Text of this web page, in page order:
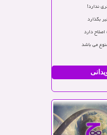
بگذارد
دارد
می باشد